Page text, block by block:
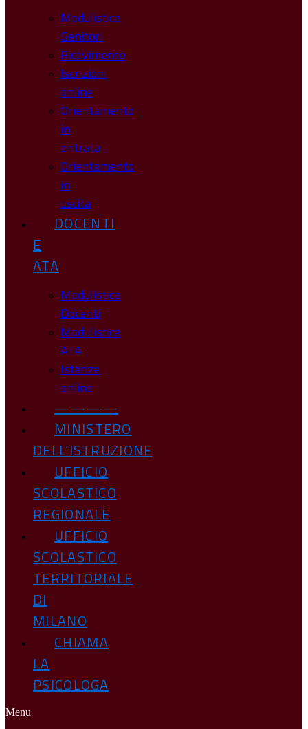
Modulistica
Genitori
Ricevimento
Iscrizioni
online
Orientamento
in
entrata
Orientamento
in
uscita
DOCENTI
E
ATA
Modulistica
Docenti
Modulistica
ATA
Istanze
online
————
MINISTERO
DELL’ISTRUZIONE
UFFICIO
SCOLASTICO
REGIONALE
UFFICIO
SCOLASTICO
TERRITORIALE
DI
MILANO
CHIAMA
LA
PSICOLOGA
Menu